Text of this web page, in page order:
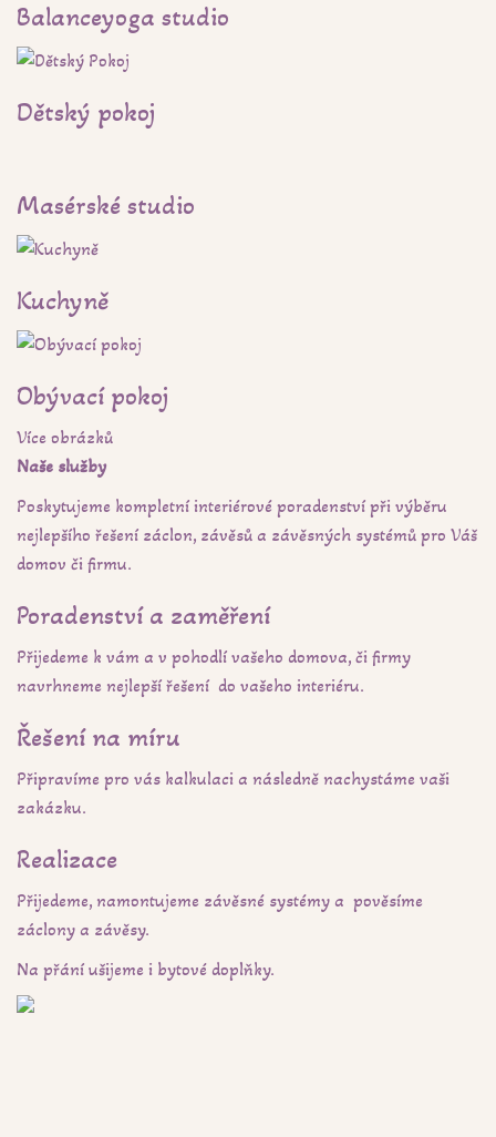
Balanceyoga studio
Dětský pokoj
Masérské studio
Kuchyně
Obývací pokoj
Více obrázků
Naše služby
Poskytujeme kompletní interiérové poradenství při výběru
nejlepšího řešení záclon, závěsů a závěsných systémů pro Váš
domov či firmu.
Poradenství a zaměření
Přijedeme k vám a v pohodlí vašeho domova, či firmy
navrhneme nejlepší řešení do vašeho interiéru.
Řešení na míru
Připravíme pro vás kalkulaci a následně nachystáme vaši
zakázku.
Realizace
Přijedeme, namontujeme závěsné systémy a pověsíme
záclony a závěsy.
Na přání ušijeme i bytové doplňky.